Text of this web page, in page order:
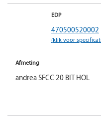
EDP
470500520002
(klik voor
Afmeting
andrea SFCC 20 BIT HOL